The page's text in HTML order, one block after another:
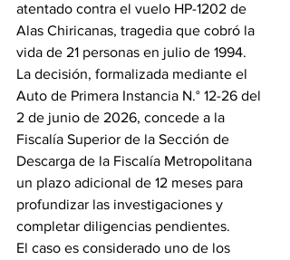
atentado contra el vuelo HP-1202 de
Alas Chiricanas, tragedia que cobró la
vida de 21 personas en julio de 1994.
La decisión, formalizada mediante el
Auto de Primera Instancia N.° 12-26 del
2 de junio de 2026, concede a la
Fiscalía Superior de la Sección de
Descarga de la Fiscalía Metropolitana
un plazo adicional de 12 meses para
profundizar las investigaciones y
completar diligencias pendientes.
El caso es considerado uno de los